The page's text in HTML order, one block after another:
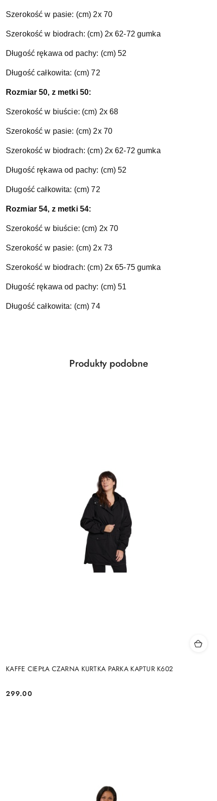
Szerokość w pasie: (cm) 2x 70
Szerokość w biodrach: (cm) 2x 62-72 gumka
Długość rękawa od pachy: (cm) 52
Długość całkowita: (cm) 72
Rozmiar 50, z metki 50:
Szerokość w biuście: (cm) 2x 68
Szerokość w pasie: (cm) 2x 70
Szerokość w biodrach: (cm) 2x 62-72 gumka
Długość rękawa od pachy: (cm) 52
Długość całkowita: (cm) 72
Rozmiar 54, z metki 54:
Szerokość w biuście: (cm) 2x 70
Szerokość w pasie: (cm) 2x 73
Szerokość w biodrach: (cm) 2x 65-75 gumka
Długość rękawa od pachy: (cm) 51
Długość całkowita: (cm) 74
Pomiń karuzelę produktów
Produkty
Produkty podobne
KAFFE CIEPŁA CZARNA KURTKA PARKA KAPTUR K602
Cena:
299.00